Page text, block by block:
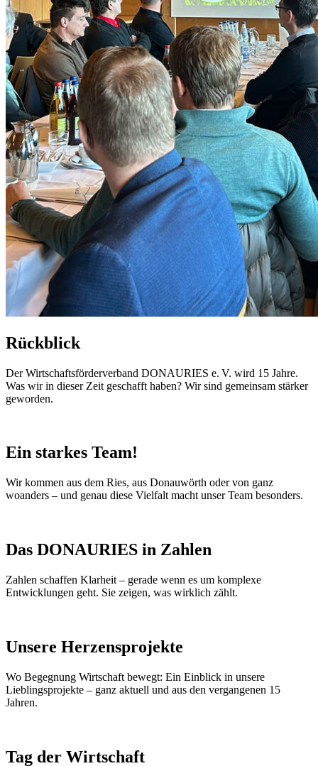
Rückblick
Der Wirtschaftsförderverband DONAURIES e. V. wird 15 Jahre.
Was wir in dieser Zeit geschafft haben? Wir sind gemeinsam stärker
geworden.
Ein starkes Team!
Wir kommen aus dem Ries, aus Donauwörth oder von ganz
woanders – und genau diese Vielfalt macht unser Team besonders.
Das DONAURIES in Zahlen
Zahlen schaffen Klarheit – gerade wenn es um komplexe
Entwicklungen geht. Sie zeigen, was wirklich zählt.
Unsere Herzensprojekte
Wo Begegnung Wirtschaft bewegt: Ein Einblick in unsere
Lieblingsprojekte – ganz aktuell und aus den vergangenen 15
Jahren.
Tag der Wirtschaft